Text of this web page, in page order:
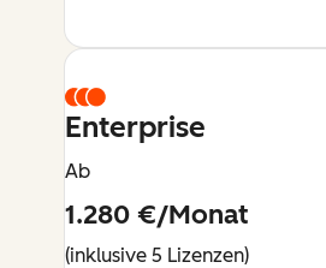
Enterprise
Ab
1.280 €/Monat
(inklusive 5 Lizenzen)